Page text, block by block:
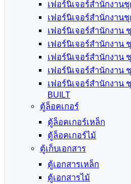
เฟอร์นิเจอร์สำนักงาน
เฟอร์นิเจอร์สำนักงาน
เฟอร์นิเจอร์สำนักงาน
เฟอร์นิเจอร์สำนักงาน
เฟอร์นิเจอร์สำนักงาน
เฟอร์นิเจอร์สำนักงาน
เฟอร์นิเจอร์สำนักงาน
BUILT
ตู้ล็อคเกอร์
ตู้ล็อคเกอร์เหล็ก
ตู้ล็อคเกอร์ไม้
ตู้เก็บเอกสาร
ตู้เอกสารเหล็ก
ตู้เอกสารไม้